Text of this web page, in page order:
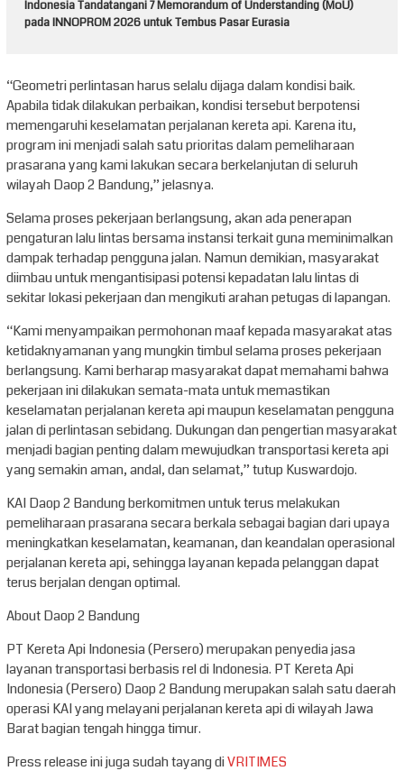
Indonesia Tandatangani 7 Memorandum of Understanding (MoU)
pada INNOPROM 2026 untuk Tembus Pasar Eurasia
“Geometri perlintasan harus selalu dijaga dalam kondisi baik.
Apabila tidak dilakukan perbaikan, kondisi tersebut berpotensi
memengaruhi keselamatan perjalanan kereta api. Karena itu,
program ini menjadi salah satu prioritas dalam pemeliharaan
prasarana yang kami lakukan secara berkelanjutan di seluruh
wilayah Daop 2 Bandung,” jelasnya.
Selama proses pekerjaan berlangsung, akan ada penerapan
pengaturan lalu lintas bersama instansi terkait guna meminimalkan
dampak terhadap pengguna jalan. Namun demikian, masyarakat
diimbau untuk mengantisipasi potensi kepadatan lalu lintas di
sekitar lokasi pekerjaan dan mengikuti arahan petugas di lapangan.
“Kami menyampaikan permohonan maaf kepada masyarakat atas
ketidaknyamanan yang mungkin timbul selama proses pekerjaan
berlangsung. Kami berharap masyarakat dapat memahami bahwa
pekerjaan ini dilakukan semata-mata untuk memastikan
keselamatan perjalanan kereta api maupun keselamatan pengguna
jalan di perlintasan sebidang. Dukungan dan pengertian masyarakat
menjadi bagian penting dalam mewujudkan transportasi kereta api
yang semakin aman, andal, dan selamat,” tutup Kuswardojo.
KAI Daop 2 Bandung berkomitmen untuk terus melakukan
pemeliharaan prasarana secara berkala sebagai bagian dari upaya
meningkatkan keselamatan, keamanan, dan keandalan operasional
perjalanan kereta api, sehingga layanan kepada pelanggan dapat
terus berjalan dengan optimal.
About Daop 2 Bandung
PT Kereta Api Indonesia (Persero) merupakan penyedia jasa
layanan transportasi berbasis rel di Indonesia. PT Kereta Api
Indonesia (Persero) Daop 2 Bandung merupakan salah satu daerah
operasi KAI yang melayani perjalanan kereta api di wilayah Jawa
Barat bagian tengah hingga timur.
Press release ini juga sudah tayang diVRITIMES